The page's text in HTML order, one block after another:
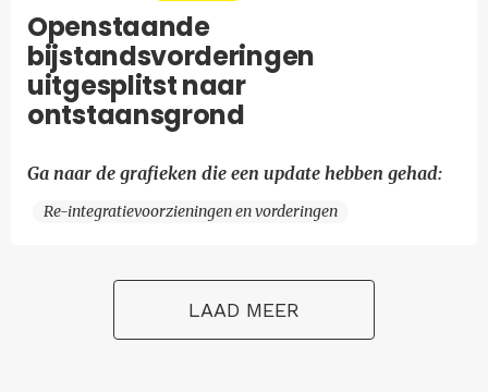
Openstaande
bijstandsvorderingen
uitgesplitst naar
ontstaansgrond
Ga naar de grafieken die een update hebben gehad:
Re-integratievoorzieningen en vorderingen
LAAD MEER